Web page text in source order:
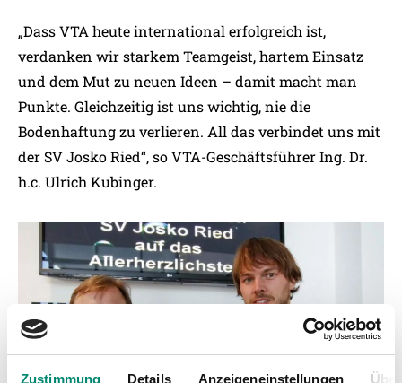
Zustimmung Details Anzeigeneinstellungen
„Dass VTA heute international erfolgreich ist,
verdanken wir starkem Teamgeist, hartem Einsatz
und dem Mut zu neuen Ideen – damit macht man
Punkte. Gleichzeitig ist uns wichtig, nie die
Bodenhaftung zu verlieren. All das verbindet uns mit
der SV Josko Ried“, so VTA-Geschäftsführer Ing. Dr.
h.c. Ulrich Kubinger.